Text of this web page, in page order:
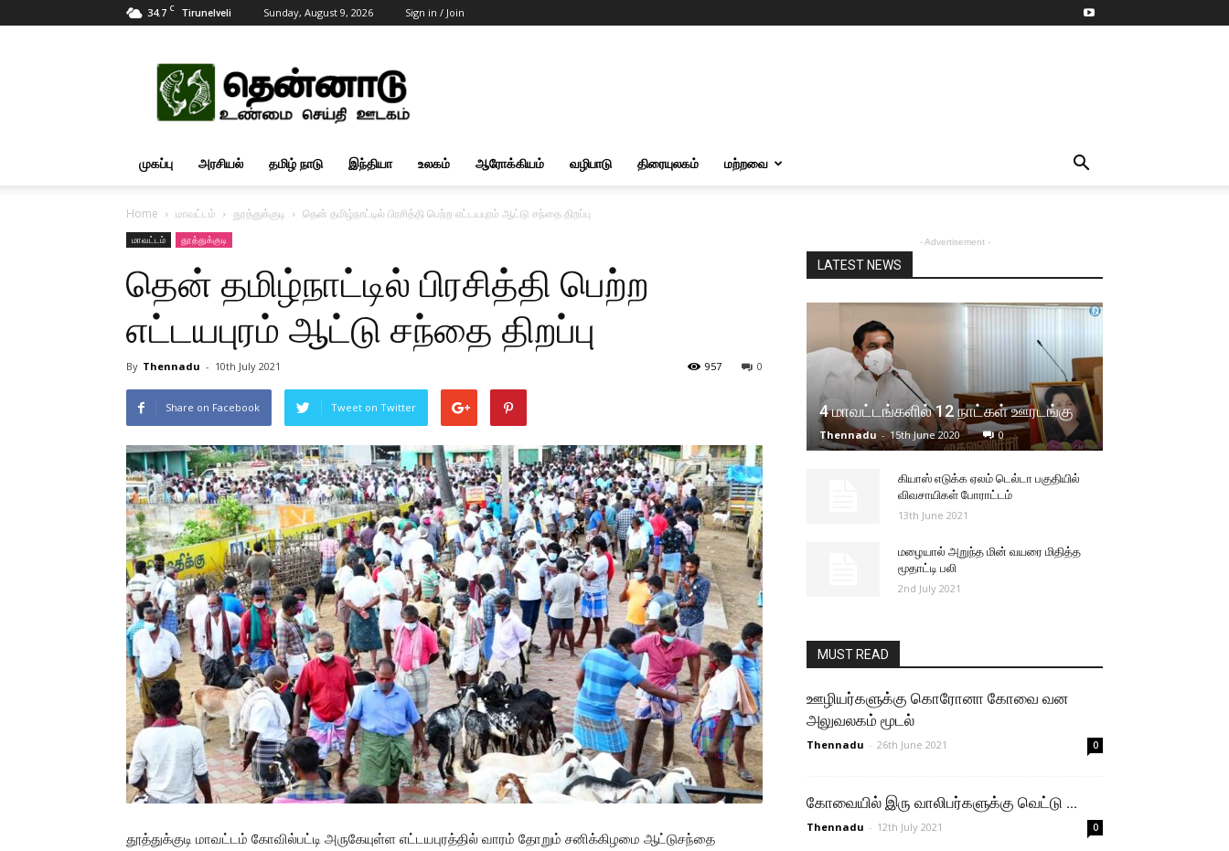
34.7 C Tirunelveli Sunday, August 9, 2026 Sign in / Join
Tamil
News
Updates
முகப்பு அரசியல் தமிழ் நாடு இந்தியா உலகம் ஆரோக்கியம் வழிபாடு திரையுலகம் மற்றவை
Home மாவட்டம் தூத்துக்குடி தென் தமிழ்நாட்டில் பிரசித்தி பெற்ற எட்டயபுரம் ஆட்டு சந்தை திறப்பு
மாவட்டம் தூத்துக்குடி
தென் தமிழ்நாட்டில் பிரசித்தி பெற்ற
எட்டயபுரம் ஆட்டு சந்தை திறப்பு
By Thennadu - 10th July 2021 0
957
Share on Facebook Tweet on Twitter
தூத்துக்குடி மாவட்டம் கோவில்பட்டி அருகேயுள்ள எட்டயபுரத்தில் வாரம் தோறும் சனிக்கிழமை ஆட்டுசந்தை
- Advertisement -
LATEST NEWS
4 மாவட்டங்களில் 12 நாட்கள் ஊரடங்கு
Thennadu - 15th June 2020 0
கியாஸ் எடுக்க ஏலம் டெல்டா பகுதியில்
விவசாயிகள் போராட்டம்
13th June 2021
மழையால் அறுந்த மின் வயரை மிதித்த
மூதாட்டி பலி
2nd July 2021
MUST READ
ஊழியர்களுக்கு கொரோனா கோவை வன
அலுவலகம் மூடல்
Thennadu - 26th June 2021 0
கோவையில் இரு வாலிபர்களுக்கு வெட்டு ...
Thennadu - 12th July 2021 0